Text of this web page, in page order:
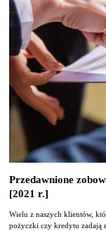
Przedawnione
[2021 r.]
Wielu z naszych klientów,
pożyczki czy kredytu zadają